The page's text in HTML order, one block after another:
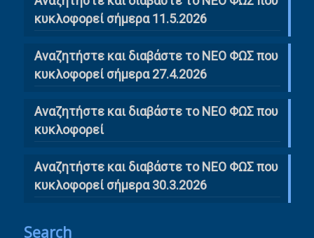
κυκλοφορεί σήμερα 11.5.2026
Αναζητήστε και διαβάστε το ΝΕΟ ΦΩΣ που
κυκλοφορεί σήμερα 27.4.2026
Αναζητήστε και διαβάστε το ΝΕΟ ΦΩΣ που
κυκλοφορεί
Αναζητήστε και διαβάστε το ΝΕΟ ΦΩΣ που
κυκλοφορεί σήμερα 30.3.2026
Search